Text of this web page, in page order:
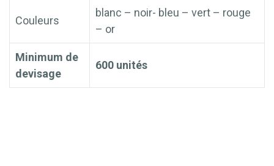
Couleurs
blanc – noir- bleu – vert – rouge
– or
Minimum de
devisage
600 unités